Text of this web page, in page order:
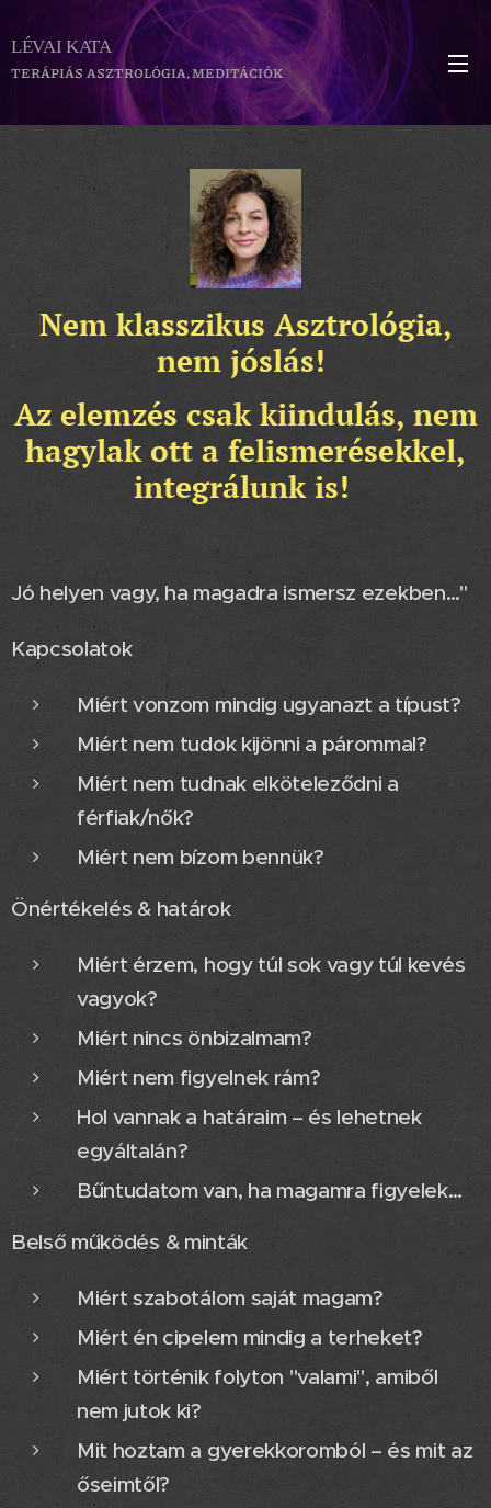
LÉVAI KATA
TERÁPIÁS ASZTROLÓGIA, MEDITÁCIÓK
Nem klasszikus Asztrológia,
nem jóslás!
Az elemzés csak kiindulás, nem
hagylak ott a felismerésekkel,
integrálunk is!
Jó helyen vagy, ha magadra ismersz ezekben…"
Kapcsolatok
Miért vonzom mindig ugyanazt a típust?
Miért nem tudok kijönni a párommal?
Miért nem tudnak elköteleződni a
férfiak/nők?
Miért nem bízom bennük?
Önértékelés & határok
Miért érzem, hogy túl sok vagy túl kevés
vagyok?
Miért nincs önbizalmam?
Miért nem figyelnek rám?
Hol vannak a határaim – és lehetnek
egyáltalán?
Bűntudatom van, ha magamra figyelek…
Belső működés & minták
Miért szabotálom saját magam?
Miért én cipelem mindig a terheket?
Miért történik folyton "valami", amiből
nem jutok ki?
Mit hoztam a gyerekkoromból – és mit az
őseimtől?